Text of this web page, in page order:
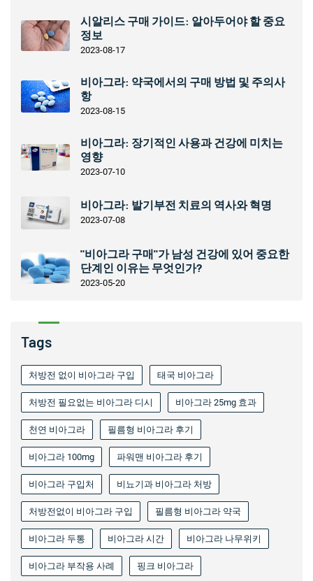
시알리스 구매 가이드: 알아두어야 할 중요
정보
2023-08-17
비아그라: 약국에서의 구매 방법 및 주의사
항
2023-08-15
비아그라: 장기적인 사용과 건강에 미치는
영향
2023-07-10
비아그라: 발기부전 치료의 역사와 혁명
2023-07-08
"비아그라 구매"가 남성 건강에 있어 중요한
단계인 이유는 무엇인가?
2023-05-20
Tags
처방전 없이 비아그라 구입 태국 비아그라
처방전 필요없는 비아그라 디시 비아그라 25mg 효과
천연 비아그라 필름형 비아그라 후기
비아그라 100mg 파워맨 비아그라 후기
비아그라 구입처 비뇨기과 비아그라 처방
처방전없이 비아그라 구입 필름형 비아그라 약국
비아그라 두통 비아그라 시간 비아그라 나무위키
비아그라 부작용 사례 핑크 비아그라